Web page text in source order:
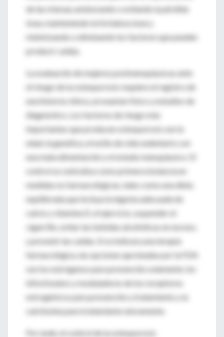
de las mismas aminorando o evitando la pérdida
ósea, manteniendo la fortaleza ósea y
minimizando o eliminando los factores que pueden
producir caídas.
La evaluación de mujeres postmenopáusicas ante
el riesgo de la osteoporosis requiere el registro de
una historia clínica, un examen físico y estudios de
diagnóstico. Los factores de riesgo más
importantes que producen osteoporosis son la
edad, la genética, el estilo de vida sedentario con
una mala alimentación y el estado menopáusico. El
control se centraliza como primera instancia en
medidas no farmacológicas, tales como una dieta
equilibrada que incluya la ingesta adecuada de
calcio y vitamina D, el ejercicio, suspender el
cigarrillo, evitar las bebidas alcohólicas en exceso,
y prevenir las caídas. Si se indicara una terapia
farmacológica, las opciones aprobadas por la FDA
son los estrógenos para prevención solamente, los
bifosfonatos y moduladores de los receptores
estrogénicos para prevención y tratamiento y la
calcitonina para tratamiento únicamente.
Por ende, el control de la osteoporosis